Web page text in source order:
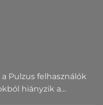
Pulzus felhasználók
hiányzik a